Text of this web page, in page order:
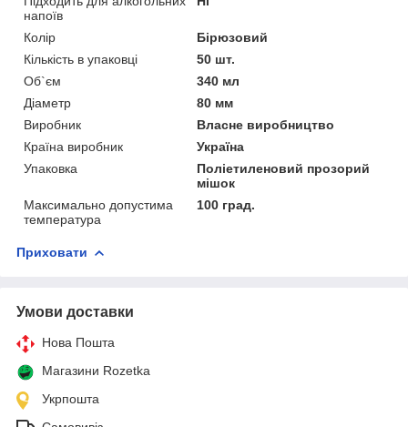
напоїв
Колір
Бірюзовий
Кількість в упаковці
50 шт.
Об`єм
340 мл
Діаметр
80 мм
Виробник
Власне виробництво
Країна виробник
Україна
Упаковка
Поліетиленовий прозорий
мішок
Максимально допустима
температура
100 град.
Приховати
Умови доставки
Нова Пошта
Магазини Rozetka
Укрпошта